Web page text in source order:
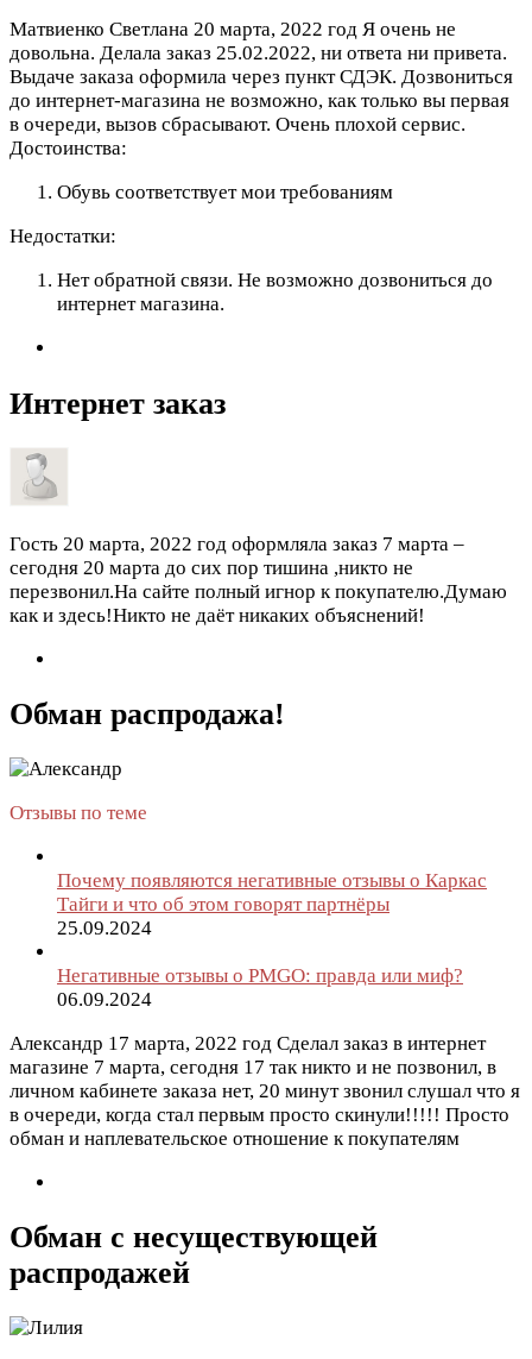
Матвиенко Светлана 20 марта, 2022 год Я очень не
довольна. Делала заказ 25.02.2022, ни ответа ни привета.
Выдаче заказа оформила через пункт СДЭК. Дозвониться
до интернет-магазина не возможно, как только вы первая
в очереди, вызов сбрасывают. Очень плохой сервис.
Достоинства:
Обувь соответствует мои требованиям
Недостатки:
Нет обратной связи. Не возможно дозвониться до
интернет магазина.
Интернет заказ
Гость 20 марта, 2022 год оформляла заказ 7 марта –
сегодня 20 марта до сих пор тишина ,никто не
перезвонил.На сайте полный игнор к покупателю.Думаю
как и здесь!Никто не даёт никаких объяснений!
Обман распродажа!
Отзывы по теме
Почему появляются негативные отзывы о Каркас
Тайги и что об этом говорят партнёры
25.09.2024
Негативные отзывы о PMGO: правда или миф?
06.09.2024
Александр 17 марта, 2022 год Сделал заказ в интернет
магазине 7 марта, сегодня 17 так никто и не позвонил, в
личном кабинете заказа нет, 20 минут звонил слушал что я
в очереди, когда стал первым просто скинули!!!!! Просто
обман и наплевательское отношение к покупателям
Обман с несуществующей
распродажей